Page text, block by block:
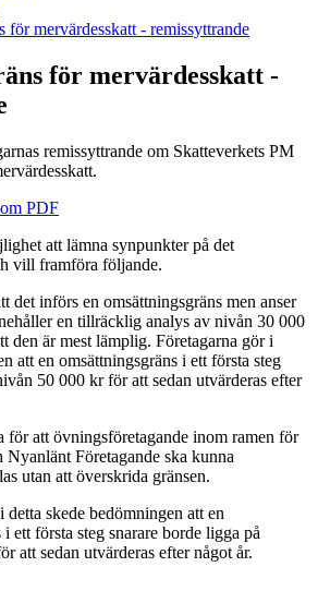
för mervärdesskatt - remissyttrande
för mervärdesskatt -
remissyttrande om Skatteverkets PM
PDF
att lämna synpunkter på det
vill framföra följande.
det införs en omsättningsgräns men anser
en tillräcklig analys av nivån 30 000
den är mest lämplig. Företagarna gör i
att en omsättningsgräns i ett första steg
50 000 kr för att sedan utvärderas efter
för att övningsföretagande inom ramen för
Nyanlänt Företagande ska kunna
utan att överskrida gränsen.
detta skede bedömningen att en
ett första steg snarare borde ligga på
att sedan utvärderas efter något år.